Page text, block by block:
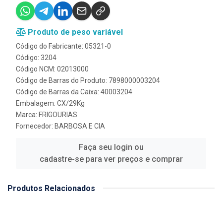
Produto de peso variável
Código do Fabricante: 05321-0
Código: 3204
Código NCM: 02013000
Código de Barras do Produto: 7898000003204
Código de Barras da Caixa: 40003204
Embalagem: CX/29Kg
Marca: FRIGOURIAS
Fornecedor: BARBOSA E CIA
Faça seu login ou
cadastre-se para ver preços e comprar
Produtos Relacionados